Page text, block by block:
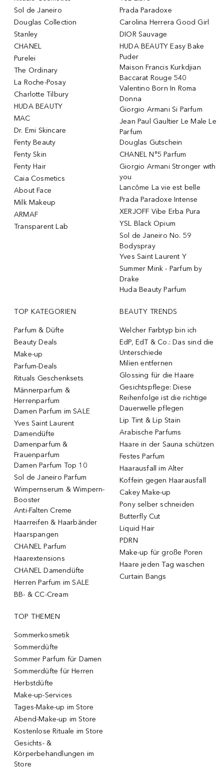
Sol de Janeiro
Douglas Collection
Stanley
CHANEL
Purelei
The Ordinary
La Roche-Posay
Charlotte Tilbury
HUDA BEAUTY
MAC
Dr. Emi Skincare
Fenty Beauty
Fenty Skin
Fenty Hair
Caia Cosmetics
About Face
Milk Makeup
ARMAF
Transparent Lab
Prada Paradoxe
Carolina Herrera Good Girl
DIOR Sauvage
HUDA BEAUTY Easy Bake
Puder
Maison Francis Kurkdjian
Baccarat Rouge 540
Valentino Born In Roma
Donna
Giorgio Armani Si Parfum
Jean Paul Gaultier Le Male Le
Parfum
Douglas Gutschein
CHANEL N°5 Parfum
Giorgio Armani Stronger with
you
Lancôme La vie est belle
Prada Paradoxe Intense
XERJOFF Vibe Erba Pura
YSL Black Opium
Sol de Janeiro No. 59
Bodyspray
Yves Saint Laurent Y
Summer Mink - Parfum by
Drake
Huda Beauty Parfum
TOP KATEGORIEN
Parfum & Düfte
Beauty Deals
Make-up
Parfum-Deals
Rituals Geschenksets
Männerparfum &
Herrenparfum
Damen Parfum im SALE
Yves Saint Laurent
Damendüfte
Damenparfum &
Frauenparfum
Damen Parfum Top 10
Sol de Janeiro Parfum
Wimpernserum & Wimpern-
Booster
Anti-Falten Creme
Haarreifen & Haarbänder
Haarspangen
CHANEL Parfum
Haarextensions
CHANEL Damendüfte
Herren Parfum im SALE
BB- & CC-Cream
BEAUTY TRENDS
Welcher Farbtyp bin ich
EdP, EdT & Co.: Das sind die
Unterschiede
Milien entfernen
Glossing für die Haare
Gesichtspflege: Diese
Reihenfolge ist die richtige
Dauerwelle pflegen
Lip Tint & Lip Stain
Arabische Parfums
Haare in der Sauna schützen
Festes Parfum
Haarausfall im Alter
Koffein gegen Haarausfall
Cakey Make-up
Pony selber schneiden
Butterfly Cut
Liquid Hair
PDRN
Make-up für große Poren
Haare jeden Tag waschen
Curtain Bangs
TOP THEMEN
Sommerkosmetik
Sommerdüfte
Sommer Parfum für Damen
Sommerdüfte für Herren
Herbstdüfte
Make-up-Services
Tages-Make-up im Store
Abend-Make-up im Store
Kostenlose Rituale im Store
Gesichts- &
Körperbehandlungen im
Store